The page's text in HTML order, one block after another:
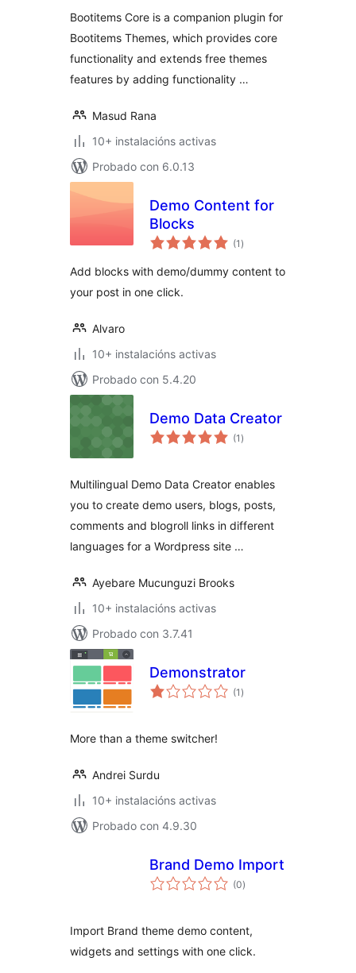
Bootitems Core is a companion plugin for
Bootitems Themes, which provides core
functionality and extends free themes
features by adding functionality …
Masud Rana
10+ instalacións activas
Probado con 6.0.13
Demo Content for
Blocks
(1 valoracións
totais
)
Add blocks with demo/dummy content to
your post in one click.
Alvaro
10+ instalacións activas
Probado con 5.4.20
Demo Data Creator
(1 valoracións
totais
)
Multilingual Demo Data Creator enables
you to create demo users, blogs, posts,
comments and blogroll links in different
languages for a Wordpress site …
Ayebare Mucunguzi Brooks
10+ instalacións activas
Probado con 3.7.41
Demonstrator
(1 valoracións
totais
)
More than a theme switcher!
Andrei Surdu
10+ instalacións activas
Probado con 4.9.30
Brand Demo Import
(0valoracións
totais
)
Import Brand theme demo content,
widgets and settings with one click.